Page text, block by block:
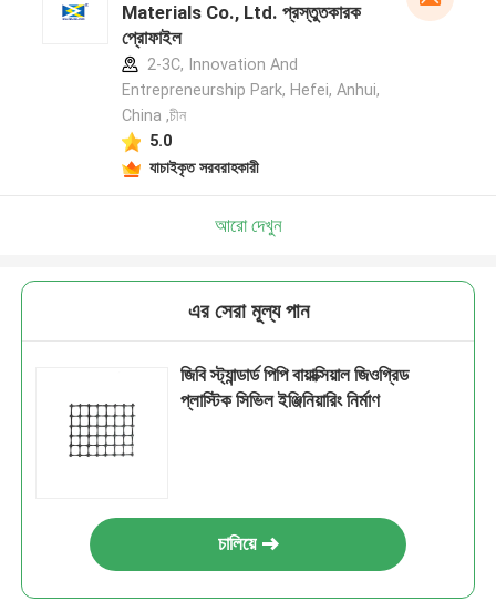
Materials Co., Ltd. প্রস্তুতকারক
প্রোফাইল
2-3C, Innovation And
Entrepreneurship Park, Hefei, Anhui,
China ,চীন
5.0
যাচাইকৃত সরবরাহকারী
আরো দেখুন
এর সেরা মূল্য পান
জিবি স্ট্যান্ডার্ড পিপি বায়াক্সিয়াল জিওগ্রিড
প্লাস্টিক সিভিল ইঞ্জিনিয়ারিং নির্মাণ
চালিয়ে